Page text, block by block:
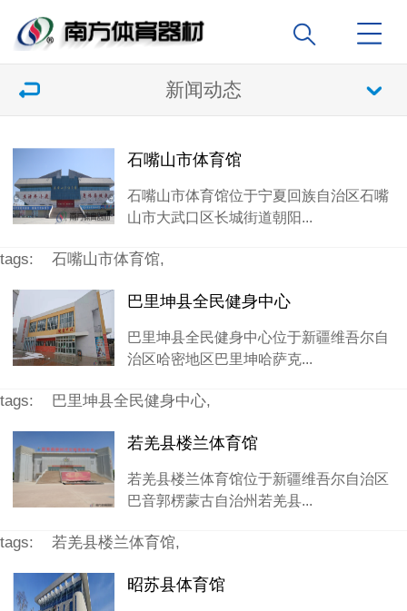
新闻动态
石嘴山市体育馆
石嘴山市体育馆位于宁夏回族自治区石嘴
山市大武口区长城街道朝阳...
tags: 石嘴山市体育馆,
巴里坤县全民健身中心
巴里坤县全民健身中心位于新疆维吾尔自
治区哈密地区巴里坤哈萨克...
tags: 巴里坤县全民健身中心,
若羌县楼兰体育馆
若羌县楼兰体育馆位于新疆维吾尔自治区
巴音郭楞蒙古自治州若羌县...
tags: 若羌县楼兰体育馆,
昭苏县体育馆